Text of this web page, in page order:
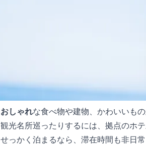
おしゃれな食べ物や建物、かわいいも
観光名所巡ったりするには、拠点のホテ
せっかく泊まるなら、滞在時間も非日